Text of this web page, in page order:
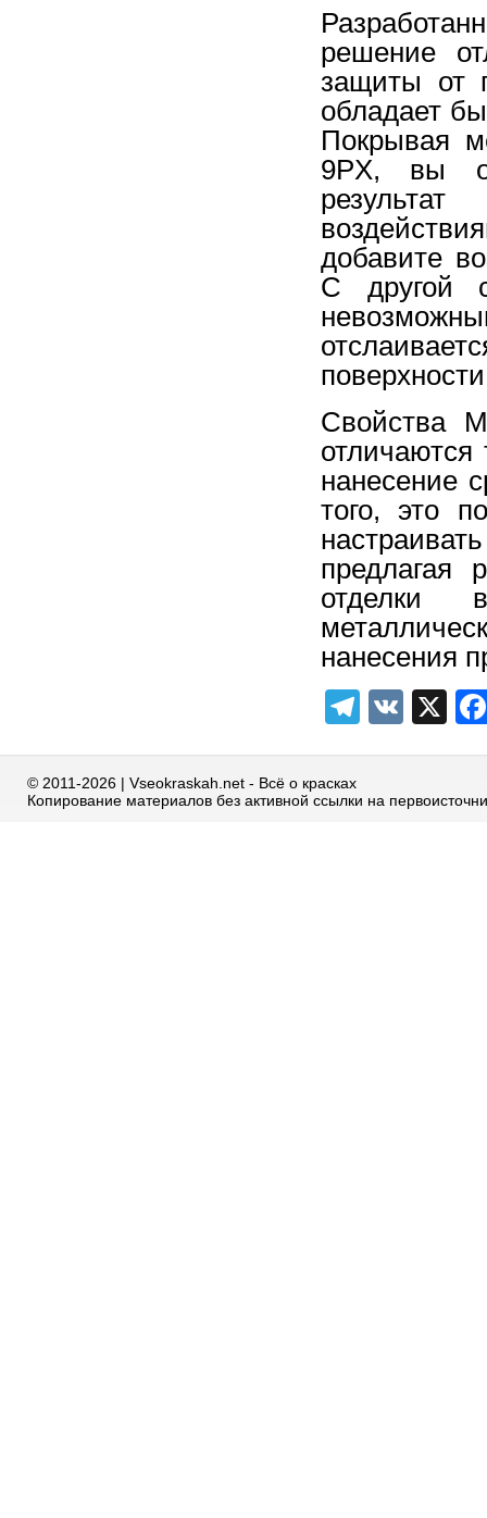
решение
защиты от
обладает
Покрывая
9PX, вы
добавите
С другой
Свойства
отличаются
нанесение
того, это
предлагая
отделки
нанесения
VK X
© 2011-2026 | Vseokraskah.net - Всё о красках
Копирование материалов без активной ссылки на